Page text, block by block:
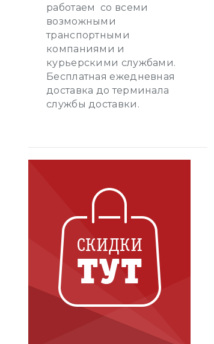
работаем со всеми
возможными
транспортными
компаниями и
курьерскими службами.
Бесплатная ежедневная
доставка до терминала
службы доставки.